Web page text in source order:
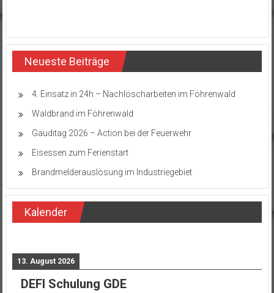
Neueste Beiträge
4. Einsatz in 24h – Nachlöscharbeiten im Föhrenwald
Waldbrand im Föhrenwald
Gauditag 2026 – Action bei der Feuerwehr
Eisessen zum Ferienstart
Brandmelderauslösung im Industriegebiet
Kalender
13. August 2026
DEFI Schulung GDE